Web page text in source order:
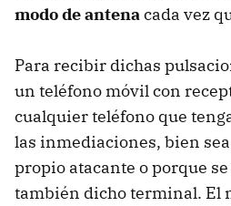
modo de antenacada vez
Para recibir dichas
un teléfono móvil con
cualquier teléfono que
las inmediaciones, bien
propio atacante o porque
también dicho terminal. El